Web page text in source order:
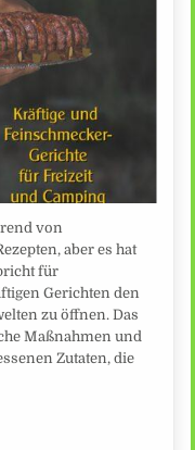
von
aber es hat
für
Gerichten den
zu öffnen. Das
Maßnahmen und
Zutaten, die